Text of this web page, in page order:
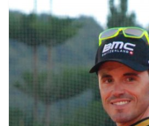
líder
del
BMC
en
La
Vuelta"